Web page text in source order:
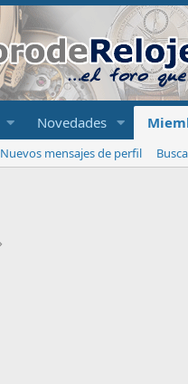
Novedades
Nuevos mensajes de perfil